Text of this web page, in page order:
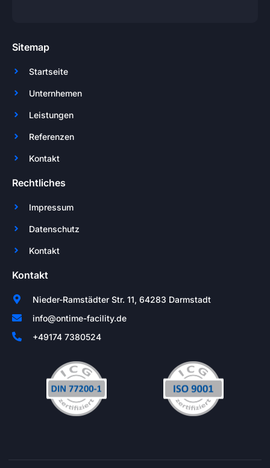
Sitemap
Startseite
Unternhemen
Leistungen
Referenzen
Kontakt
Rechtliches
Impressum
Datenschutz
Kontakt
Kontakt
Nieder-Ramstädter Str. 11, 64283 Darmstadt
info@ontime-facility.de
+49174 7380524